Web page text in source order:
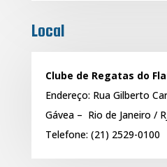
Local
Clube de Regatas do
Endereço: Rua Gilberto
Gávea – Rio de Janeiro /
Telefone: (21) 2529-0100